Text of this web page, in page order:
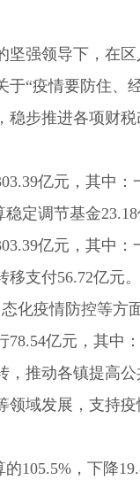
坚强领导下，在区
于“疫情要防住、
，稳步推进各项财
亿元，其中：
稳定调节基金23.18
亿元，其中：
移支付56.72亿元。
化疫情防控等方
78.54亿元，其中
，推动各镇提高
领域发展，支持
105.5%，下降